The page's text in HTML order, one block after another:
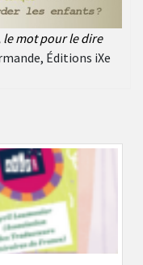
le mot pour le dire
Éditions iXe